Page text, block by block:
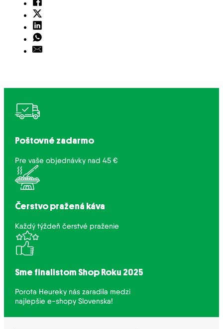
Poštovné zadarmo
Pre vaše objednávky nad 45 €
Čerstvo pražená káva
Každý týždeň čerstvé praženie
Sme finalistom Shop Roku 2025
Porota Heureky nás zaradila medzi
najlepšie e-shopy Slovenska!